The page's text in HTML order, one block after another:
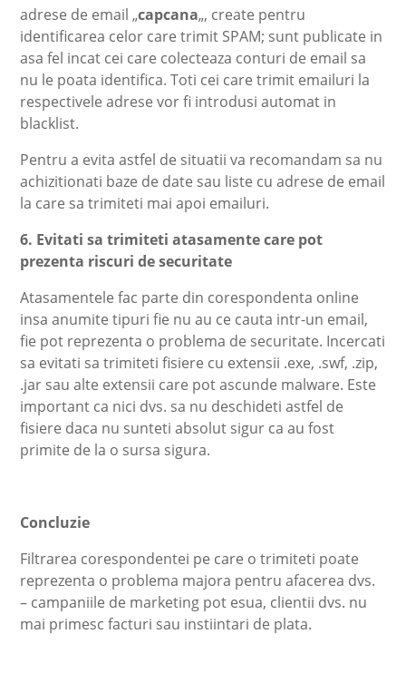
adrese de email „capcana„, create pentru
identificarea celor care trimit SPAM; sunt publicate in
asa fel incat cei care colecteaza conturi de email sa
nu le poata identifica. Toti cei care trimit emailuri la
respectivele adrese vor fi introdusi automat in
blacklist.
Pentru a evita astfel de situatii va recomandam sa nu
achizitionati baze de date sau liste cu adrese de email
la care sa trimiteti mai apoi emailuri.
6. Evitati sa trimiteti atasamente care pot
prezenta riscuri de securitate
Atasamentele fac parte din corespondenta online
insa anumite tipuri fie nu au ce cauta intr-un email,
fie pot reprezenta o problema de securitate. Incercati
sa evitati sa trimiteti fisiere cu extensii .exe, .swf, .zip,
.jar sau alte extensii care pot ascunde malware. Este
important ca nici dvs. sa nu deschideti astfel de
fisiere daca nu sunteti absolut sigur ca au fost
primite de la o sursa sigura.
Concluzie
Filtrarea corespondentei pe care o trimiteti poate
reprezenta o problema majora pentru afacerea dvs.
– campaniile de marketing pot esua, clientii dvs. nu
mai primesc facturi sau instiintari de plata.